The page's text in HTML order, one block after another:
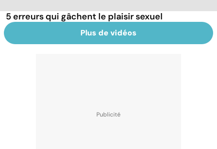
5 erreurs qui gâchent le plaisir sexuel
Plus de vidéos